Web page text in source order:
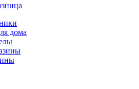
дома